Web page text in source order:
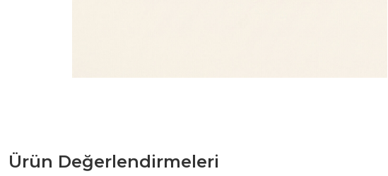
Ürün Değerlendirmeleri